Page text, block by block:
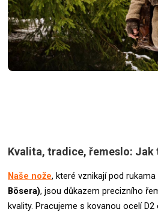
Kvalita, tradice, řemeslo: Jak
Naše nože, které vznikají pod rukama
Bösera), jsou důkazem precizního
kvality. Pracujeme s kovanou ocelí